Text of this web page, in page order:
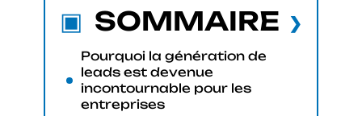
SOMMAIRE
Pourquoi la génération de
leads est devenue
incontournable pour les
entreprises